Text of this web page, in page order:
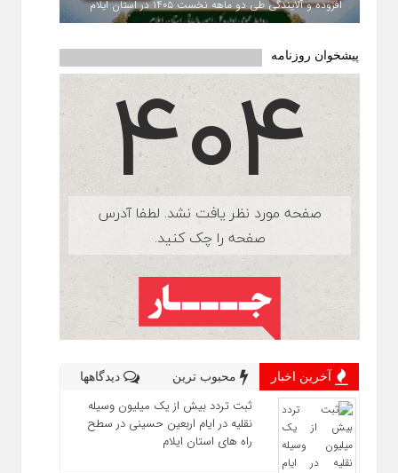
افزوده و آلایندگی طی دو ماهه نخست ۱۴۰۵ در استان ایلام
پیشخوان روزنامه
آخرین اخبار محبوب ترین دیدگاهها
ثبت تردد بیش از یک میلیون وسیله
نقلیه در ایام اربعین حسینی در سطح
راه‌ های استان ایلام